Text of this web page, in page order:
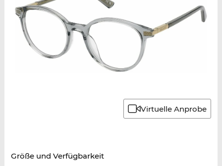
Virtuelle Anprobe
Größe und Verfügbarkeit